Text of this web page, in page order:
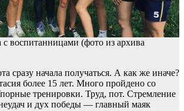
воспитанницами (фото из архива
сразу начала получаться. А как же иначе?
более 15 лет. Много пройдено со
тренировки. Труд, пот. Стремление
неудач и дух победы — главный маяк